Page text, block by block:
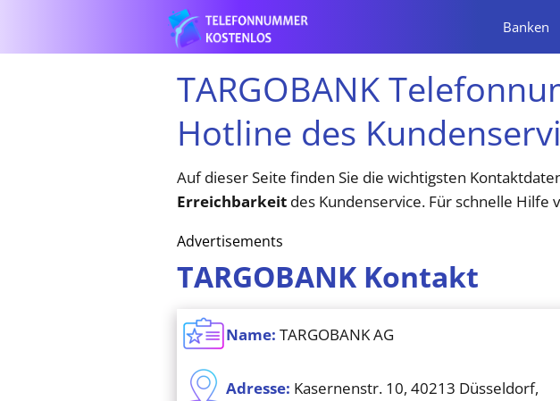
Banken
TARGOBANK
Hotline des
Auf dieser Seite finden Sie die wichtigsten
Erreichbarkeit des Kundenservice. Für schnelle
Advertisements
TARGOBANK Kontakt
Name: TARGOBANK AG
Adresse: Kasernenstr. 10, 40213 Düsseldorf,